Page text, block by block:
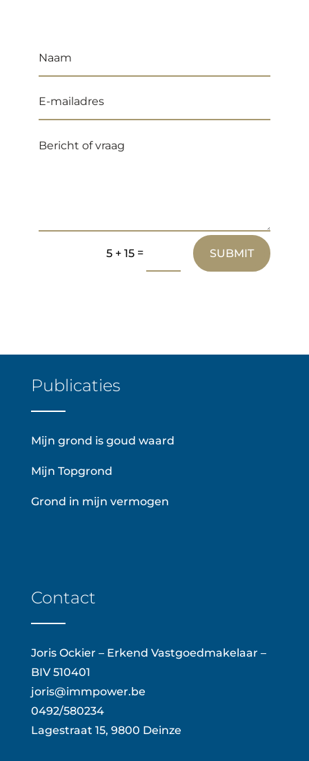
5 + 15 = SUBMIT
Publicaties
Mijn grond is goud waard
Mijn Topgrond
Grond in mijn vermogen
Contact
Joris Ockier – Erkend Vastgoedmakelaar –
BIV 510401
joris@immpower.be
0492/580234
Lagestraat 15, 9800 Deinze